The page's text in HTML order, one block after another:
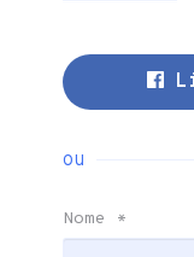
ou
Nome *